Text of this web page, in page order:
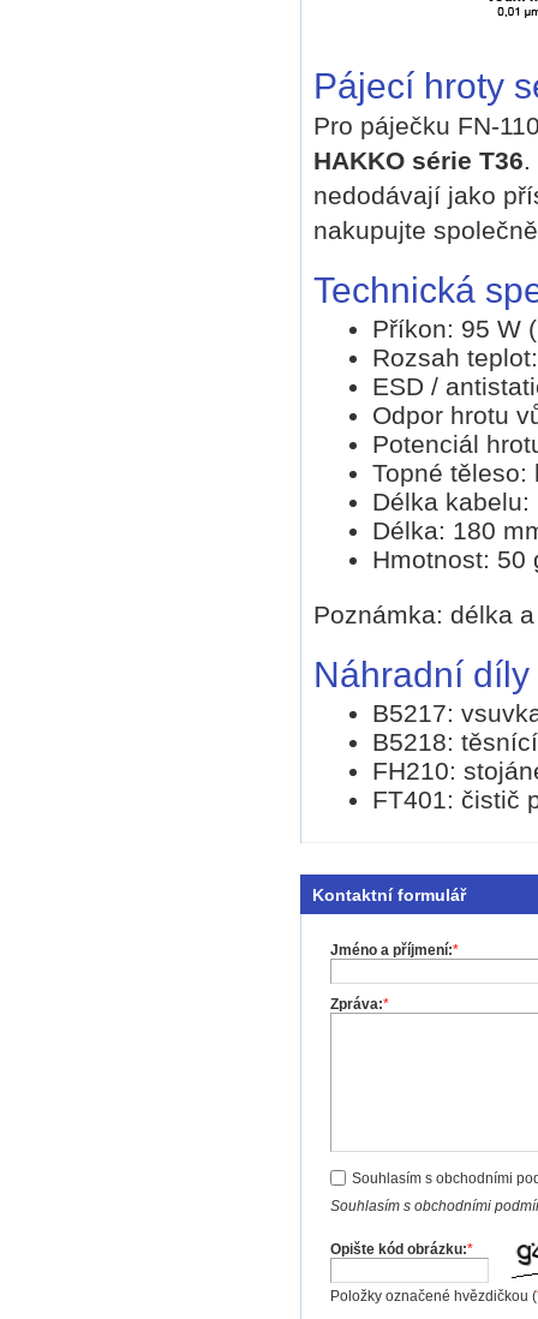
Pájecí hroty
Pro páječku FN-
HAKKO série T36.
nedodávají jako
nakupujte
Technická
Příkon: 95 W
Rozsah
ESD /
Odpor hrotu
Potenciál
Topné těleso:
Délka kabelu:
Délka: 180
Hmotnost: 50
Poznámka: délka
Náhradní
B5217:
B5218:
FH210:
FT401: čistič
Kontaktní formulář
Jméno a příjmení:*
Zpráva:*
Souhlasím s obchodními
Souhlasím s obchodními
Opište kód obrázku:*
Položky označené hvězdičkou (